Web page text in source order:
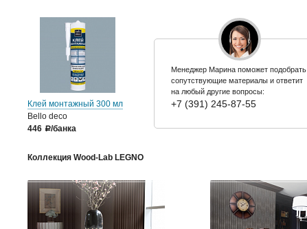
Клей монтажный 300 мл
Bello deco
446
a/банка
Менеджер Марина поможет подобрать
сопутствующие материалы и ответит
на любый другие вопросы:
+7 (391) 245-87-55
Коллекция Wood-Lab LEGNO